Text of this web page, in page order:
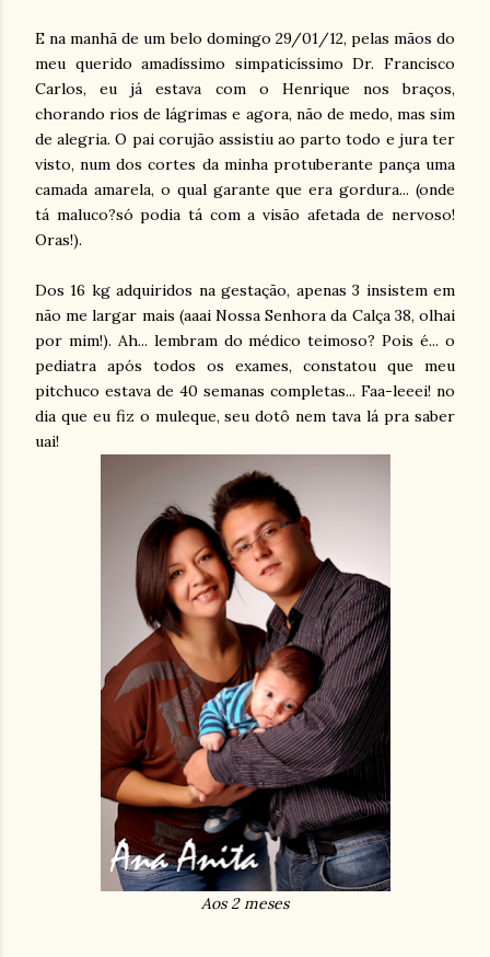
E na manhã de um belo domingo 29/01/12, pelas mãos do
meu querido amadíssimo simpaticíssimo Dr. Francisco
Carlos, eu já estava com o Henrique nos braços,
chorando rios de lágrimas e agora, não de medo, mas sim
de alegria. O pai corujão assistiu ao parto todo e jura ter
visto, num dos cortes da minha protuberante pança uma
camada amarela, o qual garante que era gordura... (onde
tá maluco?só podia tá com a visão afetada de nervoso!
Oras!).
Dos 16 kg adquiridos na gestação, apenas 3 insistem em
não me largar mais (aaai Nossa Senhora da Calça 38, olhai
por mim!). Ah... lembram do médico teimoso? Pois é... o
pediatra após todos os exames, constatou que meu
pitchuco estava de 40 semanas completas... Faa-leeei! no
dia que eu fiz o muleque, seu dotô nem tava lá pra saber
uai!
Aos 2 meses